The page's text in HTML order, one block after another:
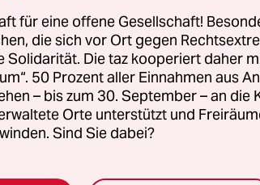
– Grüne fordern
löst die Zeitschrift ihr
ein; zudem sind die
persönlich, humorvoll,
für eine offene Gesellschaft!
die sich vor Ort gegen
Solidarität. Die taz kooperiert daher
50 Prozent aller Einnahmen aus
– bis zum 30. September – an die
Orte unterstützt und
Sind Sie dabei?